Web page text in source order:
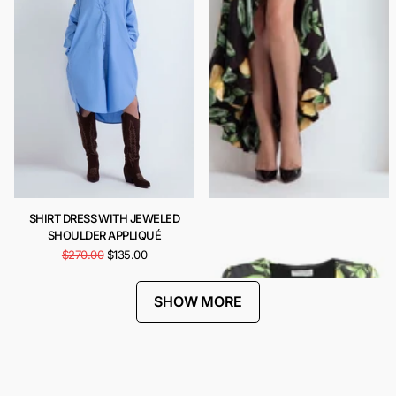
SHIRT DRESS WITH JEWELED
SHOULDER APPLIQUÉ
$270.00$135.00
SHOW MORE